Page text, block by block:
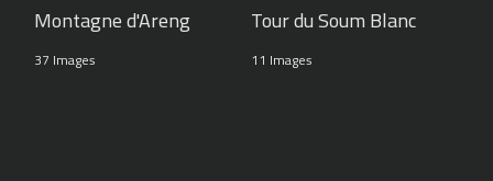
Montagne d'Areng
37 Images
Tour du Soum Blanc
11 Images